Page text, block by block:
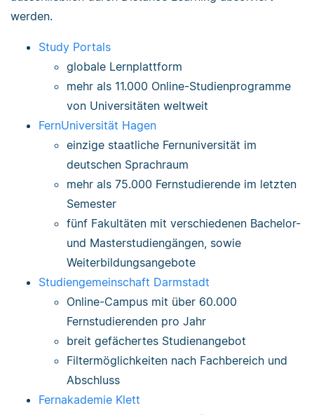
werden.
Study Portals
globale Lernplattform
mehr als 11.000 Online-Studienprogramme
von Universitäten weltweit
FernUniversität Hagen
einzige staatliche Fernuniversität im
deutschen Sprachraum
mehr als 75.000 Fernstudierende im letzten
Semester
fünf Fakultäten mit verschiedenen Bachelor-
und Masterstudiengängen, sowie
Weiterbildungsangebote
Studiengemeinschaft Darmstadt
Online-Campus mit über 60.000
Fernstudierenden pro Jahr
breit gefächertes Studienangebot
Filtermöglichkeiten nach Fachbereich und
Abschluss
Fernakademie Klett